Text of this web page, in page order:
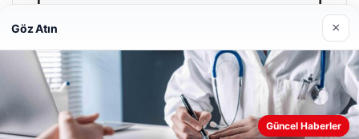
Enes Kaplan Avukatlık Bürosu
28/04/2026
Göz Atın ×
Güncel Haberler